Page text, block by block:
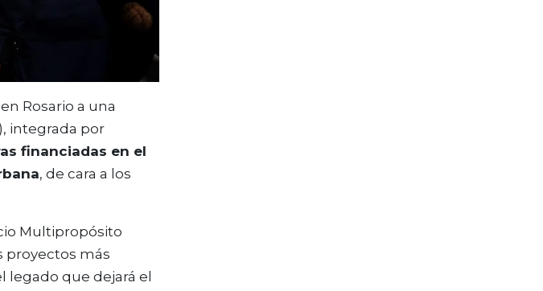
Rosario a una
integrada por
financiadas en el
, de cara a los
Multipropósito
proyectos más
legado que dejará el